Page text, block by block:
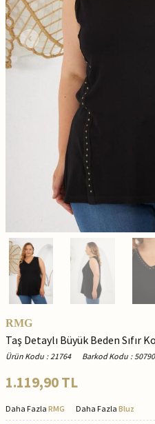
RMG
Taş Detaylı Büyük Beden Sıfır
Ürün Kodu : 21764 Barkod Kodu :
1.119,90TL
Daha Fazla RMG Daha Fazla Bluz